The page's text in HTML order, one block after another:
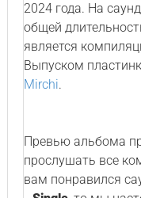
2024 года. На
общей
является
Выпуском
Mirchi.
Превью альбома
прослушать все
вам понравился